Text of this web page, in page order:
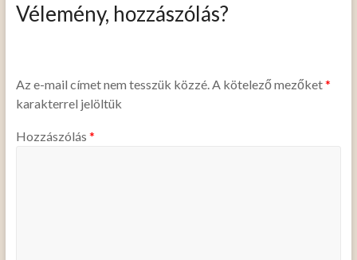
Vélemény, hozzászólás?
Az e-mail címet nem tesszük közzé.A kötelező mezőket*
karakterrel jelöltük
Hozzászólás *